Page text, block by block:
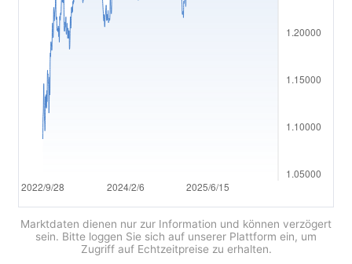
简体中文
繁體中文
한국어
Tiếng việt
Bahasa Indonesia
Bahasa Melayu
Marktdaten dienen nur zur Information und können verzögert
sein. Bitte loggen Sie sich auf unserer Plattform ein, um
Zugriff auf Echtzeitpreise zu erhalten.